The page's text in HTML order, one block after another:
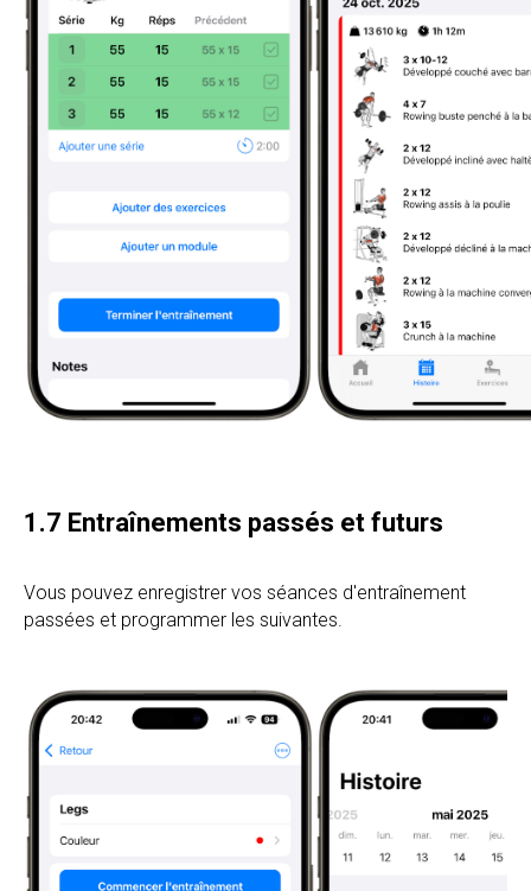
1.7 Entraînements passés et futurs
Vous pouvez enregistrer vos séances d'entraînement
passées et programmer les suivantes.